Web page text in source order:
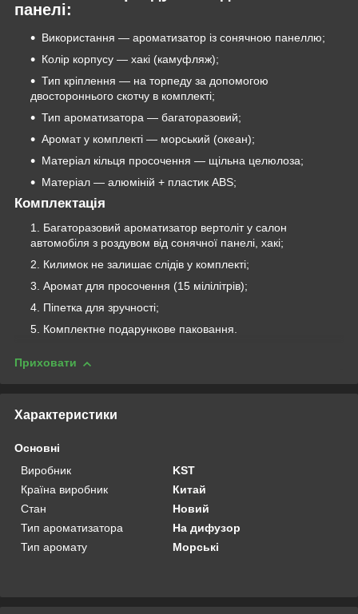
панелі:
Використання — ароматизатор із сонячною панеллю;
Колір корпусу — хакі (камуфляж);
Тип кріплення — на торпеду за допомогою
двостороннього скотчу в комплекті;
Тип ароматизатора — багаторазовий;
Аромат у комплекті — морський (океан);
Матеріал кільця просочення — щільна целюлоза;
Матеріал — алюміній + пластик ABS;
Комплектація
Багаторазовий ароматизатор вертоліт у салон
автомобіля з роздувом від сонячної панелі, хакі;
Килимок не залишає слідів у комплекті;
Аромат для просочення (15 мілілітрів);
Піпетка для зручності;
Комплектне подарункове паковання.
Приховати
Характеристики
Основні
Виробник
KST
Країна виробник
Китай
Стан
Новий
Тип ароматизатора
На дифузор
Тип аромату
Морські